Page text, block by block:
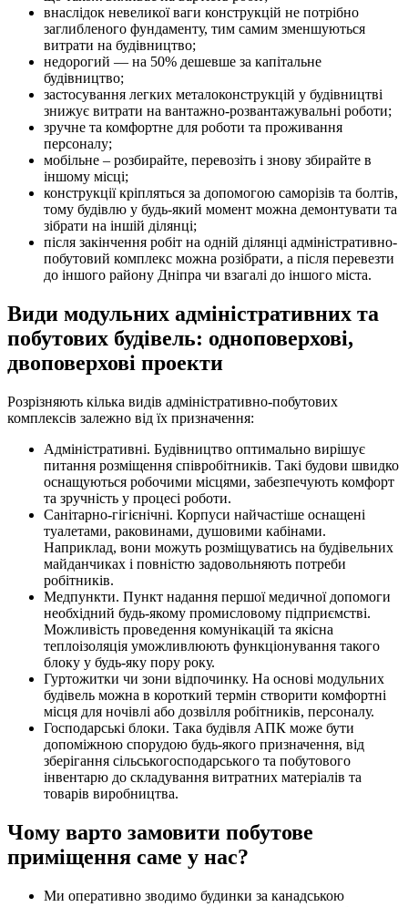
внаслідок невеликої ваги конструкцій не потрібно
заглибленого фундаменту, тим самим зменшуються
витрати на будівництво;
недорогий — на 50% дешевше за капітальне
будівництво;
застосування легких металоконструкцій у будівництві
знижує витрати на вантажно-розвантажувальні роботи;
зручне та комфортне для роботи та проживання
персоналу;
мобільне – розбирайте, перевозіть і знову збирайте в
іншому місці;
конструкції кріпляться за допомогою саморізів та болтів,
тому будівлю у будь-який момент можна демонтувати та
зібрати на іншій ділянці;
після закінчення робіт на одній ділянці адміністративно-
побутовий комплекс можна розібрати, а після перевезти
до іншого району Дніпра чи взагалі до іншого міста.
Види модульних адміністративних та
побутових будівель: одноповерхові,
двоповерхові проекти
Розрізняють кілька видів адміністративно-побутових
комплексів залежно від їх призначення:
Адміністративні. Будівництво оптимально вирішує
питання розміщення співробітників. Такі будови швидко
оснащуються робочими місцями, забезпечують комфорт
та зручність у процесі роботи.
Санітарно-гігієнічні. Корпуси найчастіше оснащені
туалетами, раковинами, душовими кабінами.
Наприклад, вони можуть розміщуватись на будівельних
майданчиках і повністю задовольняють потреби
робітників.
Медпункти. Пункт надання першої медичної допомоги
необхідний будь-якому промисловому підприємстві.
Можливість проведення комунікацій та якісна
теплоізоляція уможливлюють функціонування такого
блоку у будь-яку пору року.
Гуртожитки чи зони відпочинку. На основі модульних
будівель можна в короткий термін створити комфортні
місця для ночівлі або дозвілля робітників, персоналу.
Господарські блоки. Така будівля АПК може бути
допоміжною спорудою будь-якого призначення, від
зберігання сільськогосподарського та побутового
інвентарю до складування витратних матеріалів та
товарів виробництва.
Чому варто замовити побутове
приміщення саме у нас?
Ми оперативно зводимо будинки за канадською